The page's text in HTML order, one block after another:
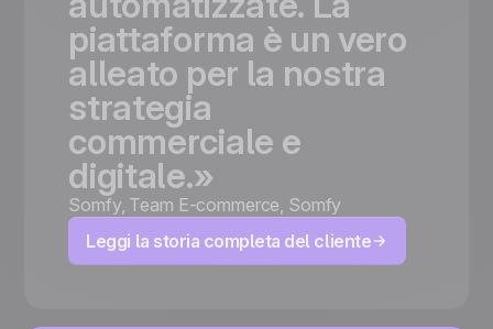
piattaforma è un vero
alleato per la nostra
strategia
commerciale e
digitale.»
Somfy, Team E-commerce, Somfy
Leggi la storia completa del cliente